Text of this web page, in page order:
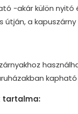
-akár külön nyitó
a
tartalma: